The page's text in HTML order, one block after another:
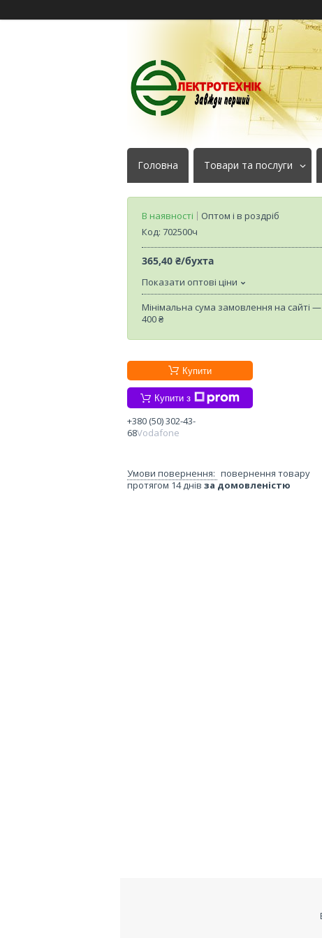
Головна Товари та послуги
В наявності
Оптом і в роздріб
Код: 702500ч
365,40 ₴/бухта
Показати оптові ціни
Мінімальна сума замовлення на сайті —
400 ₴
Купити
Купити з
+380 (50) 302-43-
68Vodafone
повернення товару
протягом 14 днів за домовленістю